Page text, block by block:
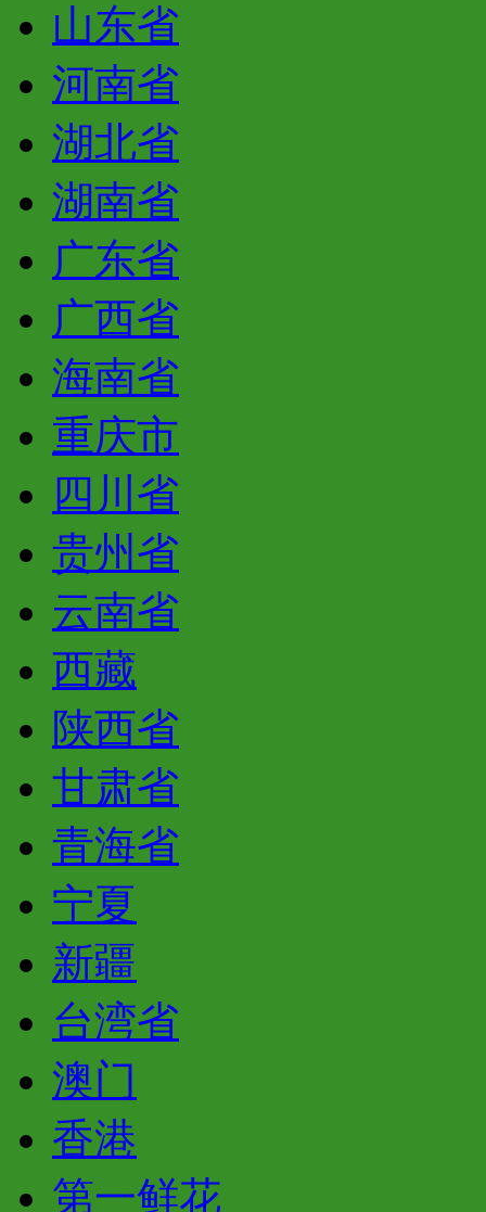
山东省
河南省
湖北省
湖南省
广东省
广西省
海南省
重庆市
四川省
贵州省
云南省
西藏
陕西省
甘肃省
青海省
宁夏
新疆
台湾省
澳门
香港
第一鲜花